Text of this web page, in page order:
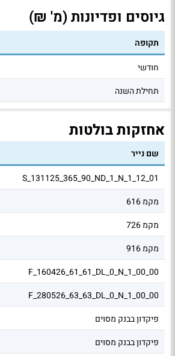
גיוסים ופדיונות (מ' ₪)
תקופה
חודשי
תחילת השנה
אחזקות בולטות
שם נייר
S_131125_365_90_ND_1_N_1_12_01
מקמ 616
מקמ 726
מקמ 916
F_160426_61_61_DL_0_N_1_00_00
F_280526_63_63_DL_0_N_1_00_00
פיקדון בבנק מסוים
פיקדון בבנק מסוים